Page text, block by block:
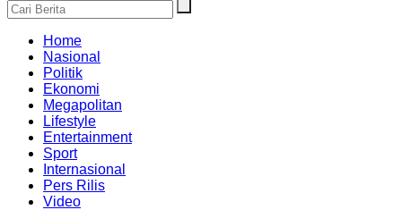
Home
Nasional
Politik
Ekonomi
Megapolitan
Lifestyle
Entertainment
Sport
Internasional
Pers Rilis
Video